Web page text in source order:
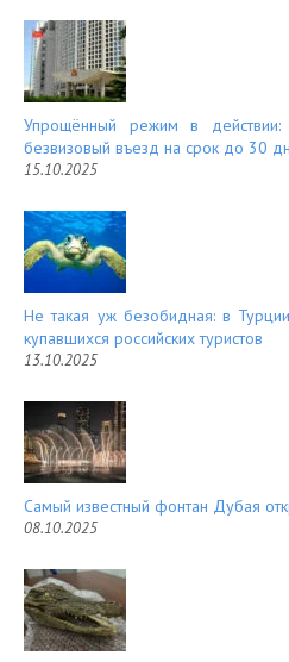
Упрощённый режим в действии:
безвизовый въезд на срок до 30
15.10.2025
Не такая уж безобидная: в
купавшихся российских туристов
13.10.2025
Самый известный фонтан Дубая
08.10.2025